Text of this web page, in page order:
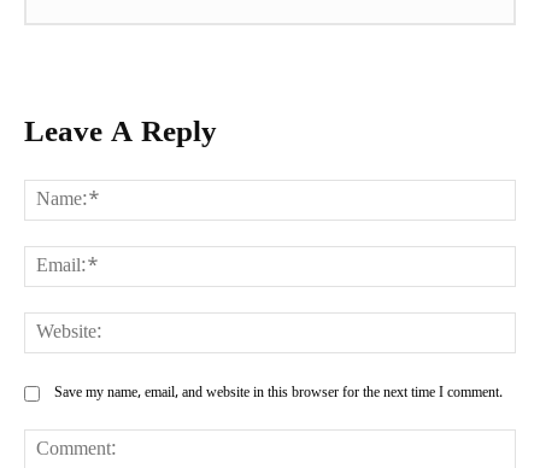
Leave A Reply
Save my name, email, and website in this browser for the next time I comment.